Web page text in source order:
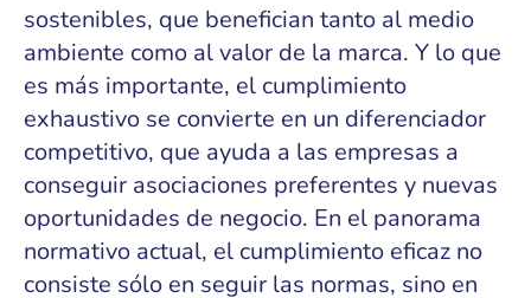
sostenibles, que benefician tanto al medio
ambiente como al valor de la marca. Y lo que
es más importante, el cumplimiento
exhaustivo se convierte en un diferenciador
competitivo, que ayuda a las empresas a
conseguir asociaciones preferentes y nuevas
oportunidades de negocio. En el panorama
normativo actual, el cumplimiento eficaz no
consiste sólo en seguir las normas, sino en